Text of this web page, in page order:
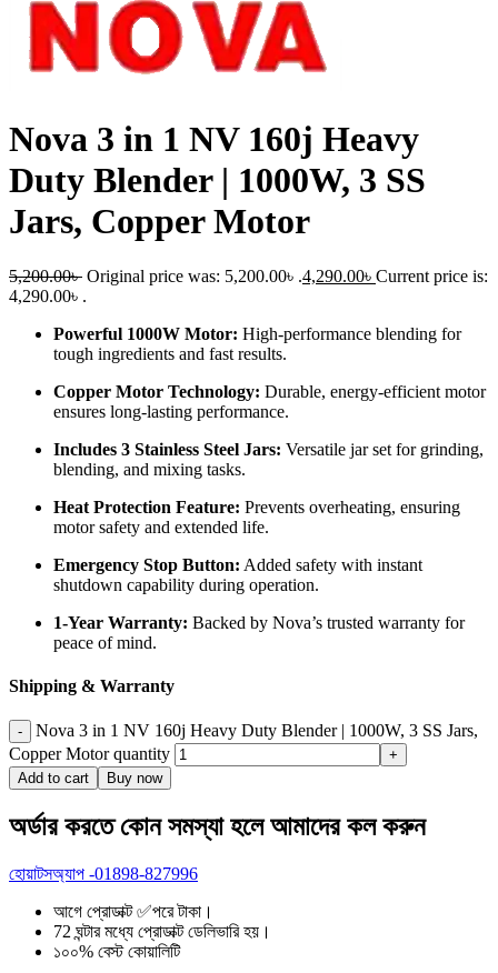
Nova 3 in 1 NV 160j Heavy
Duty Blender | 1000W, 3 SS
Jars, Copper Motor
5,200.00৳ Original price was: 5,200.00৳ .4,290.00৳ Current price is:
4,290.00৳ .
Powerful 1000W Motor: High-performance blending for
tough ingredients and fast results.
Copper Motor Technology: Durable, energy-efficient motor
ensures long-lasting performance.
Includes 3 Stainless Steel Jars: Versatile jar set for grinding,
blending, and mixing tasks.
Heat Protection Feature: Prevents overheating, ensuring
motor safety and extended life.
Emergency Stop Button: Added safety with instant
shutdown capability during operation.
1-Year Warranty: Backed by Nova’s trusted warranty for
peace of mind.
Shipping & Warranty
Nova 3 in 1 NV 160j Heavy Duty Blender | 1000W, 3 SS Jars,
Copper Motor quantity
Add to cart Buy now
অর্ডার করতে কোন সমস্যা হলে আমাদের কল করুন
হোয়াটসঅ্যাপ -01898-827996
আগে প্রোডাক্ট ✅পরে টাকা।
72 ঘন্টার মধ্যে প্রোডাক্ট ডেলিভারি হয়।
১০০% বেস্ট কোয়ালিটি